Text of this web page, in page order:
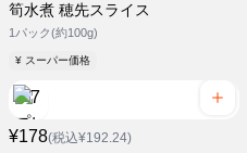
筍水煮 穂先スライス
1パック(約100g)
¥ スーパー価格
¥178(税込¥192.24)